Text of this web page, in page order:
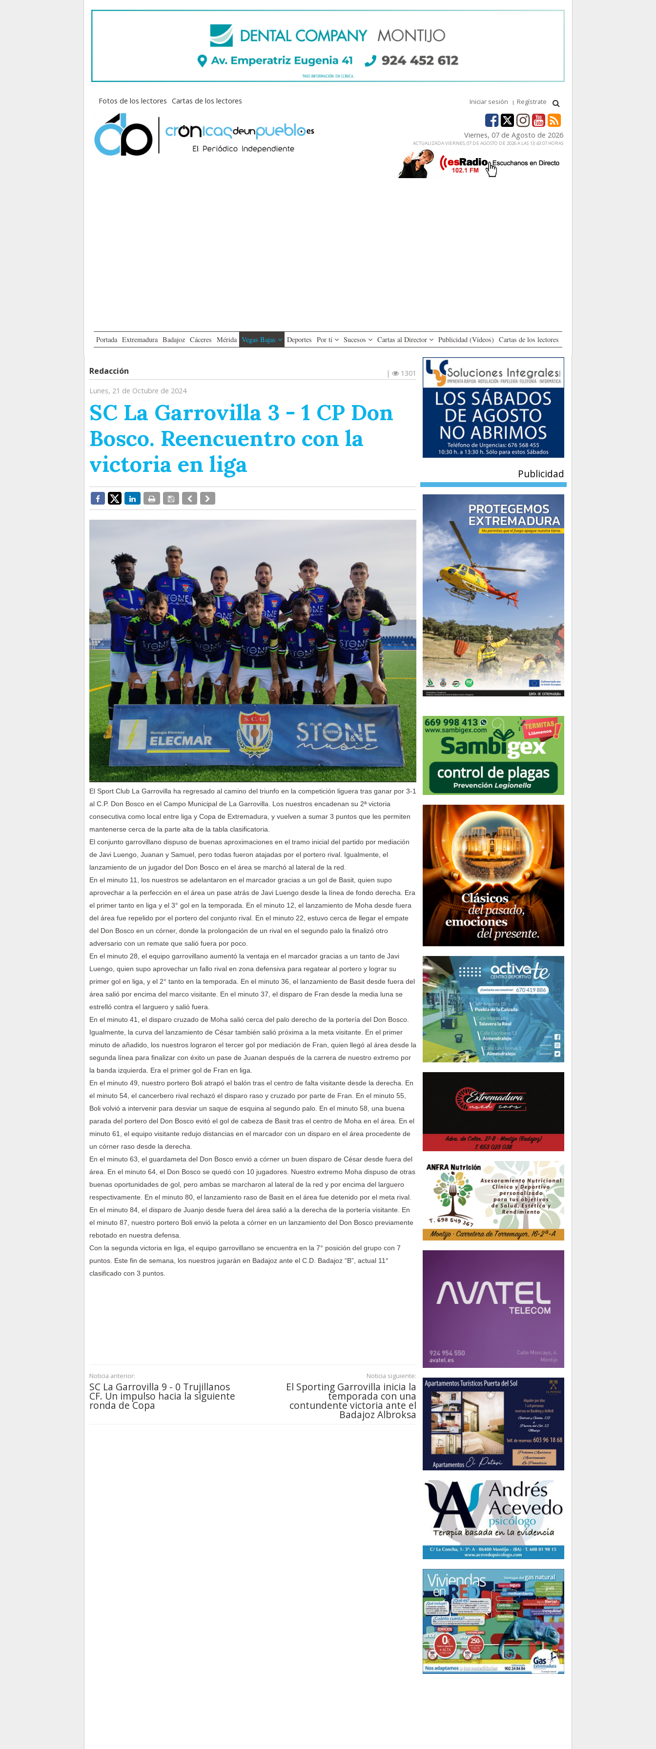
Fotos de los lectores Cartas de los lectores Iniciar sesión Regístrate
Viernes, 07 de Agosto de 2026
ACTUALIZADA VIERNES, 07 DE AGOSTO DE 2026 A LAS 13:43:07 HORAS
Portada Extremadura Badajoz Cáceres Mérida Vegas Bajas Deportes Por tí Sucesos Cartas al Director Publicidad (Vídeos) Cartas de los lectores
Redacción |
1301
Lunes, 21 de Octubre de 2024
SC La Garrovilla 3 - 1 CP Don
Bosco. Reencuentro con la
victoria en liga
El Sport Club La Garrovilla ha regresado al camino del triunfo en la competición liguera tras ganar por 3-1
al C.P. Don Bosco en el Campo Municipal de La Garrovilla. Los nuestros encadenan su 2ª victoria
consecutiva como local entre liga y Copa de Extremadura, y vuelven a sumar 3 puntos que les permiten
mantenerse cerca de la parte alta de la tabla clasificatoria.
El conjunto garrovillano dispuso de buenas aproximaciones en el tramo inicial del partido por mediación
de Javi Luengo, Juanan y Samuel, pero todas fueron atajadas por el portero rival. Igualmente, el
lanzamiento de un jugador del Don Bosco en el área se marchó al lateral de la red.
En el minuto 11, los nuestros se adelantaron en el marcador gracias a un gol de Basit, quien supo
aprovechar a la perfección en el área un pase atrás de Javi Luengo desde la línea de fondo derecha. Era
el primer tanto en liga y el 3° gol en la temporada. En el minuto 12, el lanzamiento de Moha desde fuera
del área fue repelido por el portero del conjunto rival. En el minuto 22, estuvo cerca de llegar el empate
del Don Bosco en un córner, donde la prolongación de un rival en el segundo palo la finalizó otro
adversario con un remate que salió fuera por poco.
En el minuto 28, el equipo garrovillano aumentó la ventaja en el marcador gracias a un tanto de Javi
Luengo, quien supo aprovechar un fallo rival en zona defensiva para regatear al portero y lograr su
primer gol en liga, y el 2° tanto en la temporada. En el minuto 36, el lanzamiento de Basit desde fuera del
área salió por encima del marco visitante. En el minuto 37, el disparo de Fran desde la media luna se
estrelló contra el larguero y salió fuera.
En el minuto 41, el disparo cruzado de Moha salió cerca del palo derecho de la portería del Don Bosco.
Igualmente, la curva del lanzamiento de César también salió próxima a la meta visitante. En el primer
minuto de añadido, los nuestros lograron el tercer gol por mediación de Fran, quien llegó al área desde la
segunda línea para finalizar con éxito un pase de Juanan después de la carrera de nuestro extremo por
la banda izquierda. Era el primer gol de Fran en liga.
En el minuto 49, nuestro portero Boli atrapó el balón tras el centro de falta visitante desde la derecha. En
el minuto 54, el cancerbero rival rechazó el disparo raso y cruzado por parte de Fran. En el minuto 55,
Boli volvió a intervenir para desviar un saque de esquina al segundo palo. En el minuto 58, una buena
parada del portero del Don Bosco evitó el gol de cabeza de Basit tras el centro de Moha en el área. En el
minuto 61, el equipo visitante redujo distancias en el marcador con un disparo en el área procedente de
un córner raso desde la derecha.
En el minuto 63, el guardameta del Don Bosco envió a córner un buen disparo de César desde fuera del
área. En el minuto 64, el Don Bosco se quedó con 10 jugadores. Nuestro extremo Moha dispuso de otras
buenas oportunidades de gol, pero ambas se marcharon al lateral de la red y por encima del larguero
respectivamente. En el minuto 80, el lanzamiento raso de Basit en el área fue detenido por el meta rival.
En el minuto 84, el disparo de Juanjo desde fuera del área salió a la derecha de la portería visitante. En
el minuto 87, nuestro portero Boli envió la pelota a córner en un lanzamiento del Don Bosco previamente
rebotado en nuestra defensa.
Con la segunda victoria en liga, el equipo garrovillano se encuentra en la 7° posición del grupo con 7
puntos. Este fin de semana, los nuestros jugarán en Badajoz ante el C.D. Badajoz “B”, actual 11°
clasificado con 3 puntos.
Noticia anterior:
SC La Garrovilla 9 - 0 Trujillanos
CF. Un impulso hacia la siguiente
ronda de Copa
Noticia siguiente:
El Sporting Garrovilla inicia la
temporada con una
contundente victoria ante el
Badajoz Albroksa
Publicidad